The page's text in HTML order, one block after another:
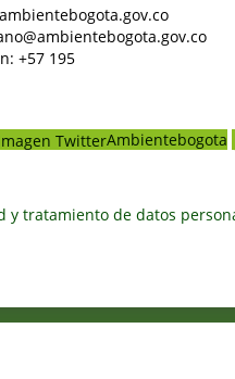
+57 195
Ambientebogota
y tratamiento de datos